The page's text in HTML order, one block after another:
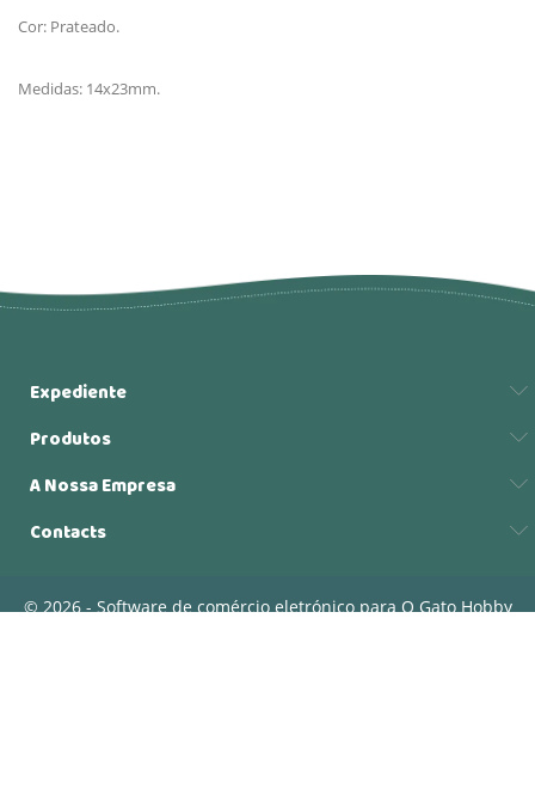
Cor: Prateado.
Medidas: 14x23mm.
Expediente
Produtos
A Nossa Empresa
Contacts
© 2026 - Software de comércio eletrónico para O Gato Hobby